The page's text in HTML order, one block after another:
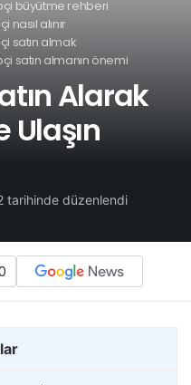
büyütme rehberi
nasıl alınır
satın almak
satın almanın önemi
Alarak
Ulaşın
tarihinde düzenlendi